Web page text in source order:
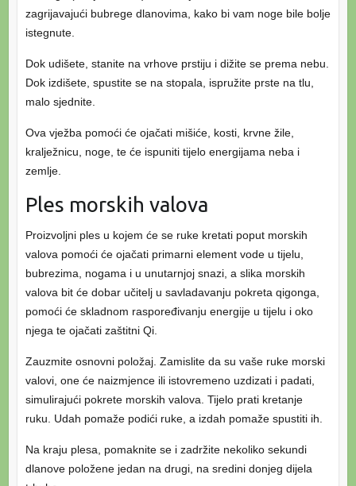
zagrijavajući bubrege dlanovima, kako bi vam noge bile bolje
istegnute.
Dok udišete, stanite na vrhove prstiju i dižite se prema nebu.
Dok izdišete, spustite se na stopala, ispružite prste na tlu,
malo sjednite.
Ova vježba pomoći će ojačati mišiće, kosti, krvne žile,
kralježnicu, noge, te će ispuniti tijelo energijama neba i
zemlje.
Ples morskih valova
Proizvoljni ples u kojem će se ruke kretati poput morskih
valova pomoći će ojačati primarni element vode u tijelu,
bubrezima, nogama i u unutarnjoj snazi, a slika morskih
valova bit će dobar učitelj u savladavanju pokreta qigonga,
pomoći će skladnom raspoređivanju energije u tijelu i oko
njega te ojačati zaštitni Qi.
Zauzmite osnovni položaj. Zamislite da su vaše ruke morski
valovi, one će naizmjence ili istovremeno uzdizati i padati,
simulirajući pokrete morskih valova. Tijelo prati kretanje
ruku. Udah pomaže podići ruke, a izdah pomaže spustiti ih.
Na kraju plesa, pomaknite se i zadržite nekoliko sekundi
dlanove položene jedan na drugi, na sredini donjeg dijela